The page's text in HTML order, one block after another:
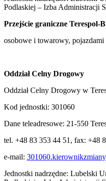
Podlaskiej – Izba Administracji
Przejście graniczne Terespol-
osobowe i towarowy,
Oddział Celny Drogowy
Oddział Celny Drogowy w
Kod jednostki: 301060
Dane teleadresowe: 21-550
tel. +48 83 353 44 51, fax: +48
e-mail:
Jednostki nadrzędne: Lubelski